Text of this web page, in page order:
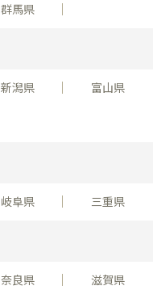
群馬県
新潟県 富山県
岐阜県 三重県
奈良県 滋賀県